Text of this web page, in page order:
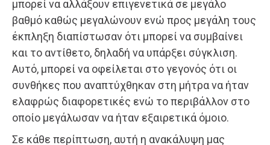
μπορεί να αλλάξουν επιγενετικά σε μεγάλο
βαθμό καθώς μεγαλώνουν ενώ προς μεγάλη τους
έκπληξη διαπίστωσαν ότι μπορεί να συμβαίνει
και το αντίθετο, δηλαδή να υπάρξει σύγκλιση.
Αυτό, μπορεί να οφείλεται στο γεγονός ότι οι
συνθήκες που αναπτύχθηκαν στη μήτρα να ήταν
ελαφρώς διαφορετικές ενώ το περιβάλλον στο
οποίο μεγάλωσαν να ήταν εξαιρετικά όμοιο.
Σε κάθε περίπτωση, αυτή η ανακάλυψη μας